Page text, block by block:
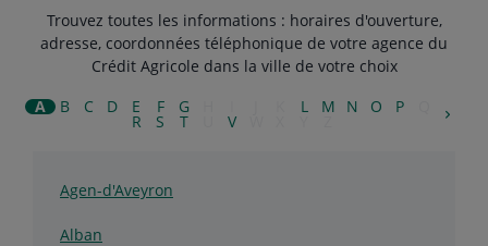
Trouvez toutes les informations : horaires d'ouverture,
adresse, coordonnées téléphonique de votre agence du
Crédit Agricole dans la ville de votre choix
A
B C D E F G L M N O P
R S T V
Agen-d'Aveyron
Alban